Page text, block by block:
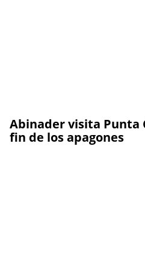
Abinader visita Punta
fin de los apagones